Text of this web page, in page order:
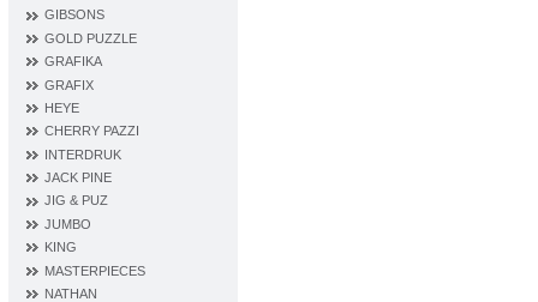
GIBSONS
GOLD PUZZLE
GRAFIKA
GRAFIX
HEYE
CHERRY PAZZI
INTERDRUK
JACK PINE
JIG & PUZ
JUMBO
KING
MASTERPIECES
NATHAN